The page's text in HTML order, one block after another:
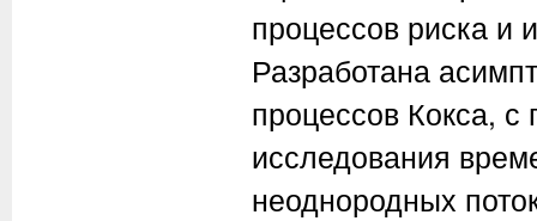
процессов риска и
Разработана
процессов Кокса,
исследования
неоднородных